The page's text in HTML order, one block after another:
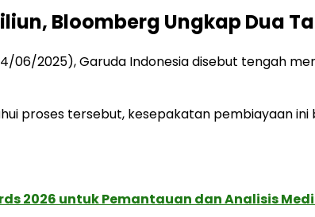
Bloomberg Ungkap Dua
06/2025), Garuda Indonesia disebut tengah
proses tersebut, kesepakatan pembiayaan
2026 untuk Pemantauan dan Analisis